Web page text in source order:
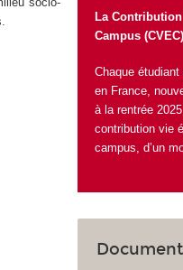
La
Campus
Chaque
en France,
à la rentrée
contribution vie
campus, d’un